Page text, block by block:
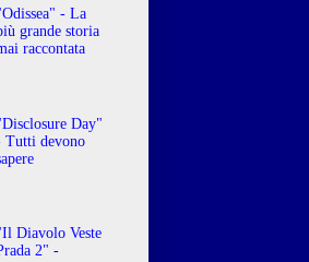
- La
grande storia
raccontata
Day"
Tutti devono
Diavolo Veste
2" -